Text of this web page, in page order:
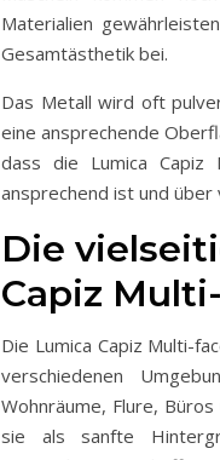
Materialien
Gesamtästhetik bei.
Das Metall wird oft
eine ansprechende
dass die Lumica Capiz
ansprechend ist und
Die
Capiz
Die Lumica Capiz Multi-
verschiedenen
Wohnräume, Flure,
sie als sanfte